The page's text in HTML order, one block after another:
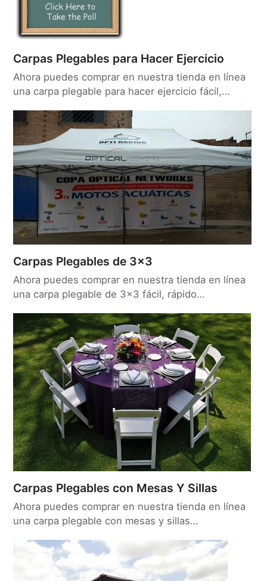
Carpas Plegables para Hacer Ejercicio
Ahora puedes comprar en nuestra tienda en línea
una carpa plegable para hacer ejercicio fácil,…
Carpas Plegables de 3×3
Ahora puedes comprar en nuestra tienda en línea
una carpa plegable de 3x3 fácil, rápido…
Carpas Plegables con Mesas Y Sillas
Ahora puedes comprar en nuestra tienda en línea
una carpa plegable con mesas y sillas…